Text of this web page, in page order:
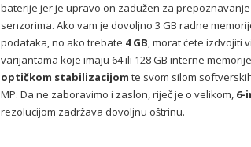
baterije jer je upravo on zadužen za
senzorima. Ako vam je dovoljno 3 GB radne
podataka, no ako trebate 4 GB, morat ćete izdvojiti
varijantama koje imaju 64 ili 128 GB interne
optičkom stabilizacijom te svom silom
MP. Da ne zaboravimo i zaslon, riječ je o velikom, 6-
rezolucijom zadržava dovoljnu oštrinu.